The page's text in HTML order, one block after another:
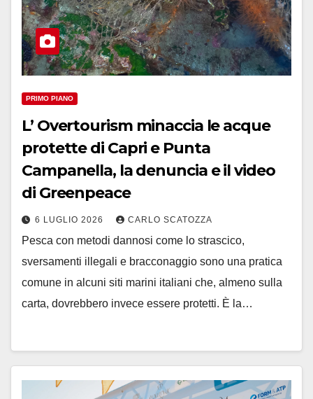
PRIMO PIANO
L’ Overtourism minaccia le acque
protette di Capri e Punta
Campanella, la denuncia e il video
di Greenpeace
6 LUGLIO 2026 CARLO SCATOZZA
Pesca con metodi dannosi come lo strascico,
sversamenti illegali e bracconaggio sono una pratica
comune in alcuni siti marini italiani che, almeno sulla
carta, dovrebbero invece essere protetti. È la…